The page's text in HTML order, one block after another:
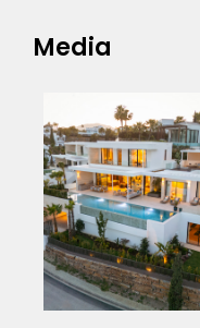
Media